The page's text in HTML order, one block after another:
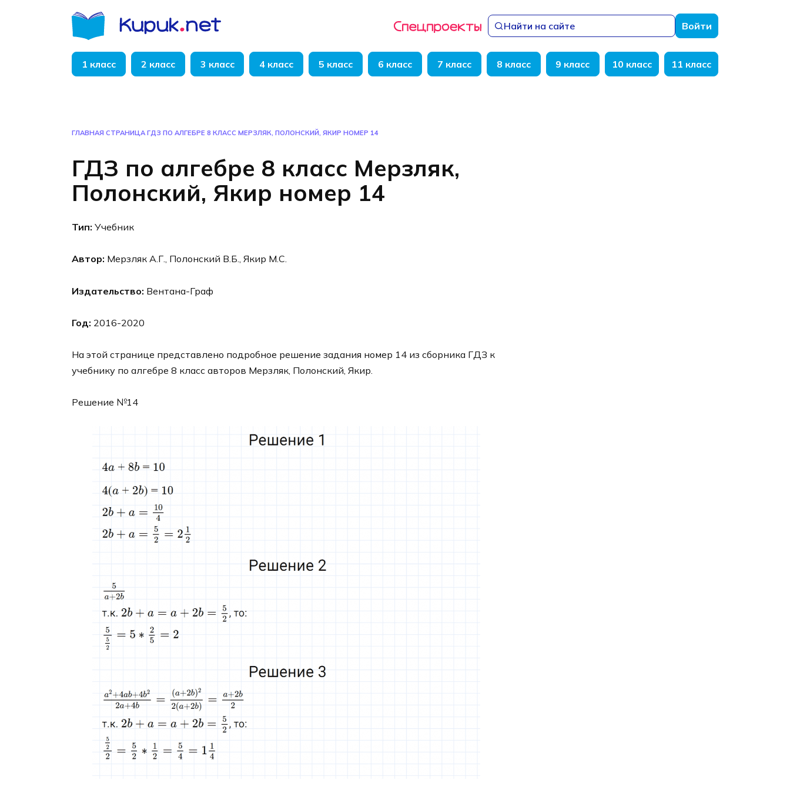
Найти на сайте Войти
1 класс 2 класс 3 класс 4 класс 5 класс 6 класс 7 класс 8 класс 9 класс 10 класс 11 класс
ГЛАВНАЯ СТРАНИЦА ГДЗ ПО АЛГЕБРЕ 8 КЛАСС МЕРЗЛЯК, ПОЛОНСКИЙ, ЯКИР НОМЕР 14
ГДЗ по алгебре 8 класс Мерзляк,
Полонский, Якир номер 14
Тип: Учебник
Автор: Мерзляк А.Г., Полонский В.Б., Якир М.С.
Издательство: Вентана-Граф
Год: 2016-2020
На этой странице представлено подробное решение задания номер 14 из сборника ГДЗ к
учебнику по алгебре 8 класс авторов Мерзляк, Полонский, Якир.
Решение №14